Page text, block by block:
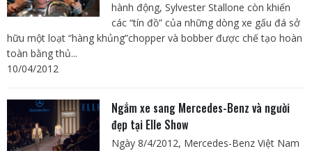
hành động, Sylvester Stallone còn khiến
các “tín đồ” của những dòng xe gấu đá sở
hữu một loạt “hàng khủng”chopper và bobber được chế tạo hoàn
toàn bằng thủ...
10/04/2012
Ngắm xe sang Mercedes-Benz và người
đẹp tại Elle Show
Ngày 8/4/2012, Mercedes-Benz Việt Nam